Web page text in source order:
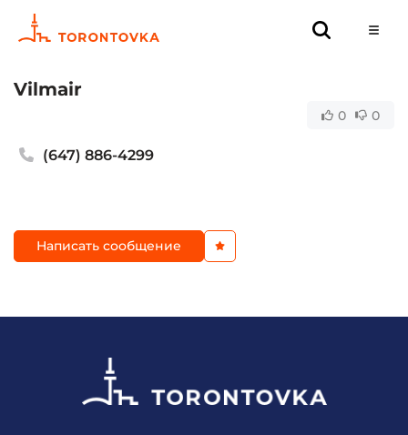
Vilmair
0 0
(647) 886-4299
Написать сообщение